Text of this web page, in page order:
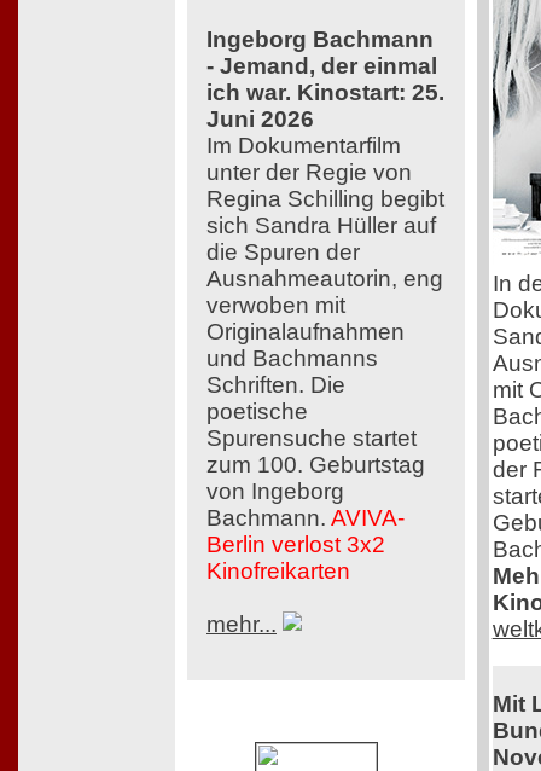
Ingeborg Bachmann
- Jemand, der einmal
ich war. Kinostart: 25.
Juni 2026
Im Dokumentarfilm
unter der Regie von
Regina Schilling begibt
sich Sandra Hüller auf
die Spuren der
Ausnahmeautorin, eng
verwoben mit
Originalaufnahmen
und Bachmanns
Schriften. Die
poetische
Spurensuche startet
zum 100. Geburtstag
von Ingeborg
Bachmann. AVIVA-
Berlin verlost 3x2
Kinofreikarten
mehr...
In
mit
der
Mit